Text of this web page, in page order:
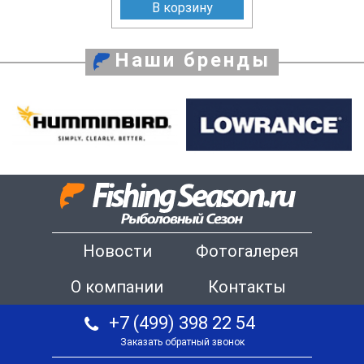
В корзину
Наши бренды
Новости
Фотогалерея
О компании
Контакты
+7 (499) 398 22 54
Заказать обратный звонок